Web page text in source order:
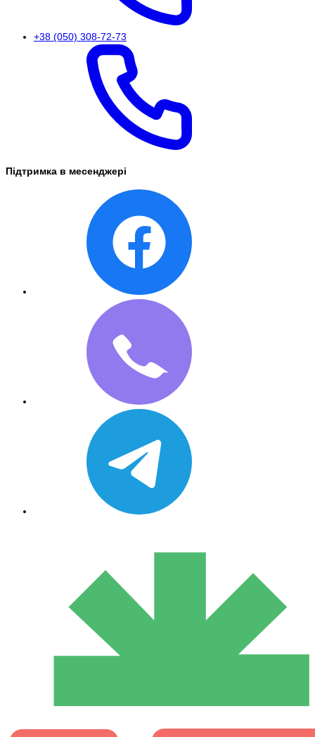
+38 (050) 308-72-73
Підтримка в месенджері